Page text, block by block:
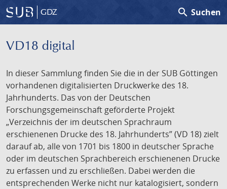
GDZ search Suchen
VD18 digital
In dieser Sammlung finden Sie die in der SUB Göttingen
vorhandenen digitalisierten Druckwerke des 18.
Jahrhunderts. Das von der Deutschen
Forschungsgemeinschaft geförderte Projekt
„Verzeichnis der im deutschen Sprachraum
erschienenen Drucke des 18. Jahrhunderts” (VD 18) zielt
darauf ab, alle von 1701 bis 1800 in deutscher Sprache
oder im deutschen Sprachbereich erschienenen Drucke
zu erfassen und zu erschließen. Dabei werden die
entsprechenden Werke nicht nur katalogisiert, sondern